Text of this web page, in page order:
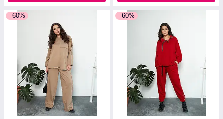
–60% –60%